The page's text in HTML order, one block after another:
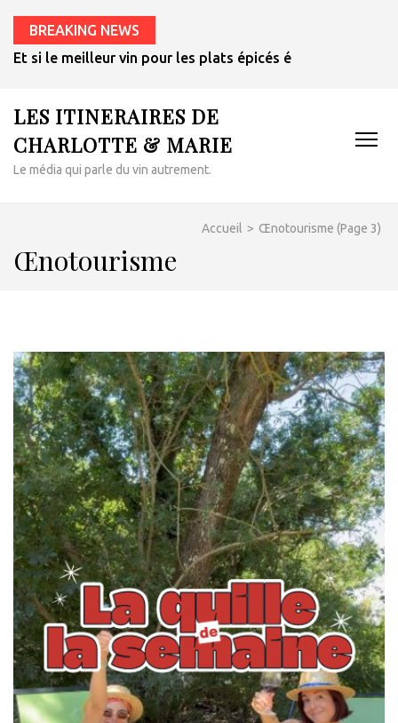
BREAKING NEWS
Et si le meilleur vin pour les plats épicés était un rosé de
LES ITINERAIRES DE
CHARLOTTE & MARIE
Le média qui parle du vin autrement.
Accueil > Œnotourisme (Page 3)
Œnotourisme